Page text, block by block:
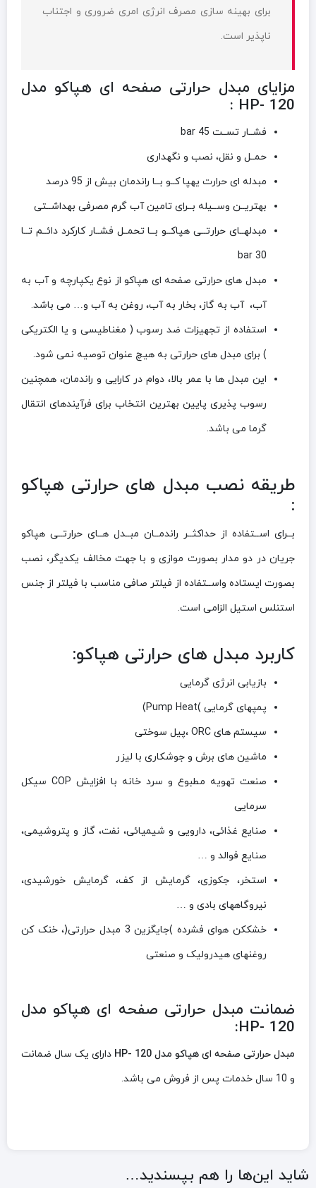
برای بهینه سازی مصرف انرژی امری ضروری و اجتناب
ناپذیر است.
مزایای مبدل حرارتی صفحه ای هپاکو مدل
HP- 120 :
فشــار تســت bar 45
حمــل و نقل، نصب و نگهداری
مبدله ای حرارت یهپا کــو بــا راندمان بیش از 95 درصد
بهتریــن وســیله بــرای تامین آب گرم مصرفی بهداشــتی
مبدلهــای حرارتــی هپاکــو بــا تحمــل فشــار کارکرد دائــم تــا
bar 30
مبدل های حرارتی صفحه ای هپاکو از نوع یکپارچه و آب به
آب، آب به گاز، بخار به آب، روغن به آب و… می باشد.
استفاده از تجهیزات ضد رسوب ( مغناطیسی و یا الکتریکی
) برای مبدل های حرارتی به هیچ عنوان توصیه نمی شود.
این مبدل ها با عمر بالا، دوام در کارایی و راندمان، همچنین
رسوب پذیری پایین بهترین انتخاب برای فرآیندهای انتقال
گرما می باشد.
طریقه نصب مبدل های حرارتی هپاکو
:
بــرای اســتفاده از حداکثــر راندمــان مبــدل هــای حرارتــی هپاکو
جریان در دو مدار بصورت موازی و با جهت مخالف یکدیگر، نصب
بصورت ایستاده واســتفاده از فیلتر صافی مناسب با فیلتر از جنس
استنلس استیل الزامی است.
کاربرد مبدل های حرارتی هپاکو:
بازیابی انرژی گرمایی
پمپهای گرمایی )Pump Heat)
سیستم های ORC ،پیل سوختی
ماشین های برش و جوشکاری با لیزر
صنعت تهویه مطبوع و سرد خانه با افزایش COP سیکل
سرمایی
صنایع غذائی، دارویی و شیمیائی، نفت، گاز و پتروشیمی،
صنایع فوالد و …
استخر، جکوزی، گرمایش از کف، گرمایش خورشیدی،
نیروگاههای بادی و …
خشککن هوای فشرده )جایگزین 3 مبدل حرارتی(، خنک کن
روغنهای هیدرولیک و صنعتی
ضمانت مبدل حرارتی صفحه ای هپاکو مدل
HP- 120:
مبدل حرارتی صفحه ای هپاکو مدل HP- 120
دارای یک سال ضمانت
و 10 سال خدمات پس از فروش می باشد.
شاید این‌ها را هم بپسندید…